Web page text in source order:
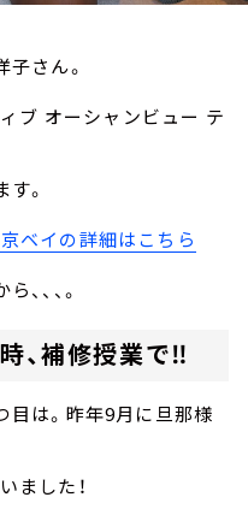
さん。
ブ オーシャンビュー テ
。
ベイの詳細はこちら
、、。
、補修授業で‼
目は。昨年9月に旦那様
ました！